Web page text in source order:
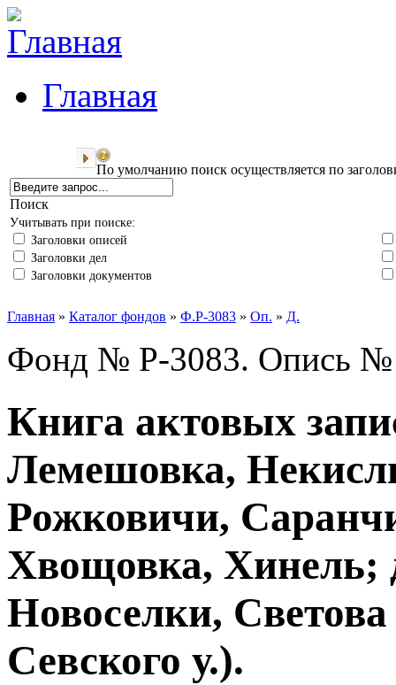
Главная
По умолчанию поиск осуществляется по
Поиск
Учитывать при поиске:
Заголовки описей
Заголовки дел
Заголовки документов
Главная » Каталог фондов » Ф.Р-3083 » Оп. » Д.
Фонд № Р-3083. Опись
Книга актовых
Лемешовка,
Рожковичи,
Хвощовка, Хинель;
Новоселки,
Севского у.).